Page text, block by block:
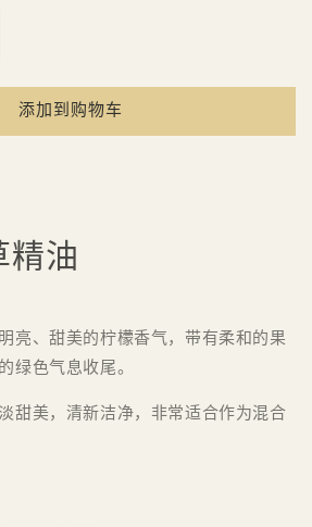
添加到购物车
精油
亮、甜美的柠檬香气，带有柔和的果
绿色气息收尾。
甜美，清新洁净，非常适合作为混合